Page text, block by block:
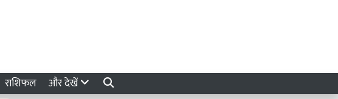
राशिफल और देखें